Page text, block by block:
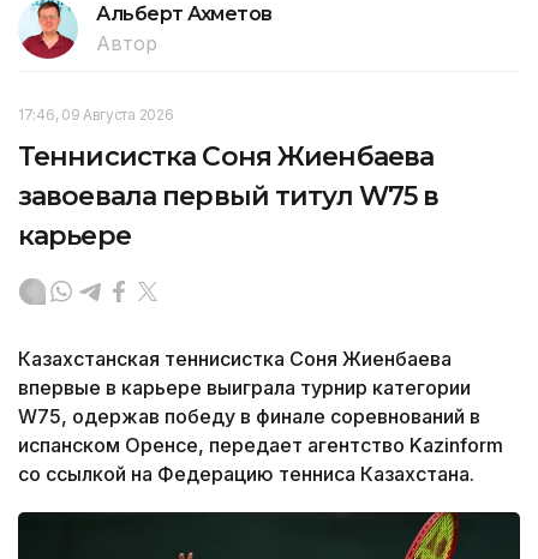
Альберт Ахметов
Автор
17:46, 09 Августа 2026
Теннисистка Соня Жиенбаева
завоевала первый титул W75 в
карьере
Казахстанская теннисистка Соня Жиенбаева
впервые в карьере выиграла турнир категории
W75, одержав победу в финале соревнований в
испанском Оренсе, передает агентство Kazinform
со ссылкой на Федерацию тенниса Казахстана.